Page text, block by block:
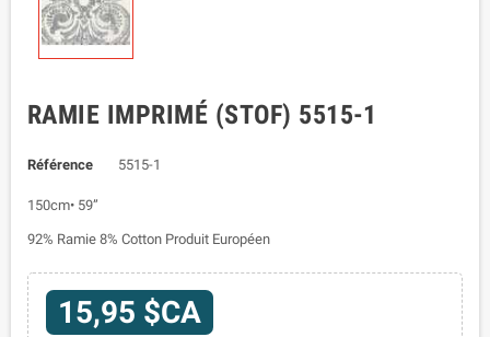
RAMIE IMPRIMÉ (STOF) 5515-1
Référence 5515-1
150cm• 59”
92% Ramie 8% Cotton Produit Européen
15,95 $CA